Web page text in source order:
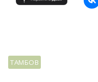
ТАМБОВ